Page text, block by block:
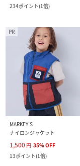
234ポイント(1倍)
PR
MARKEY’S
ナイロンジャケット
1,500 円 35%OFF
13ポイント(1倍)